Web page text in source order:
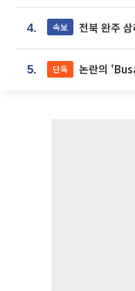
4. 속보 전북 완주
5. 단독 논란의 'Busan is